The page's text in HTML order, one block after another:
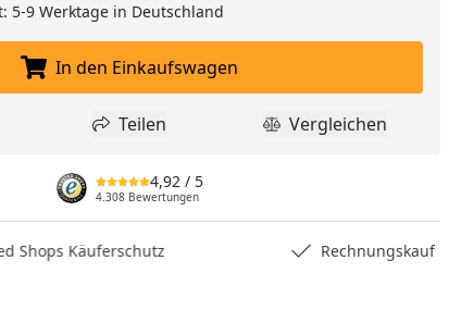
5-9 Werktage in Deutschland
In den Einkaufswagen legen
In den Einkaufswagen
Wunschliste hinzufügen
Teilen
Teilen Produkt
Vergleichen
4,92 / 5
4.308 Bewertungen
Rechnungskauf